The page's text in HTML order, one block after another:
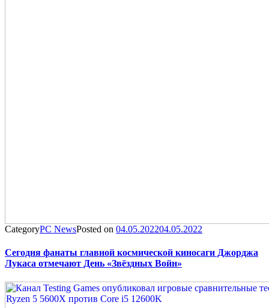
CategoryPC NewsPosted on 04.05.202204.05.2022
Сегодня фанаты главной космической киносаги Джорджа
Лукаса отмечают День «Звёздных Войн»